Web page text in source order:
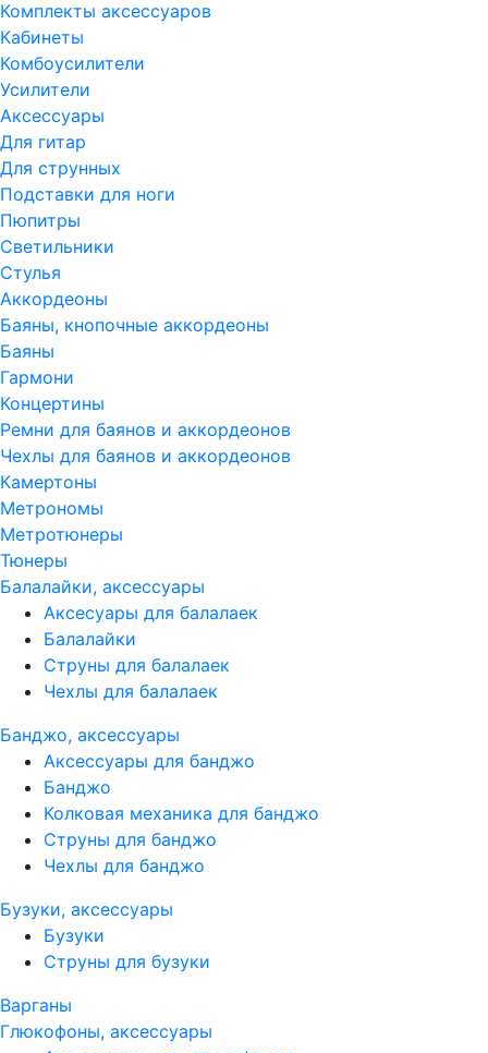
Комплекты аксессуаров
Кабинеты
Комбоусилители
Усилители
Аксессуары
Для гитар
Для струнных
Подставки для ноги
Пюпитры
Светильники
Стулья
Аккордеоны
Баяны, кнопочные аккордеоны
Баяны
Гармони
Концертины
Ремни для баянов и аккордеонов
Чехлы для баянов и аккордеонов
Камертоны
Метрономы
Метротюнеры
Тюнеры
Балалайки, аксессуары
Аксесуары для балалаек
Балалайки
Струны для балалаек
Чехлы для балалаек
Банджо, аксессуары
Аксессуары для банджо
Банджо
Колковая механика для банджо
Струны для банджо
Чехлы для банджо
Бузуки, аксессуары
Бузуки
Струны для бузуки
Варганы
Глюкофоны, аксессуары